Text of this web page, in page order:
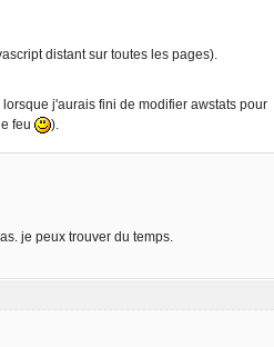
distant sur toutes les pages).
j'aurais fini de modifier awstats pour
feu
).
je peux trouver du temps.